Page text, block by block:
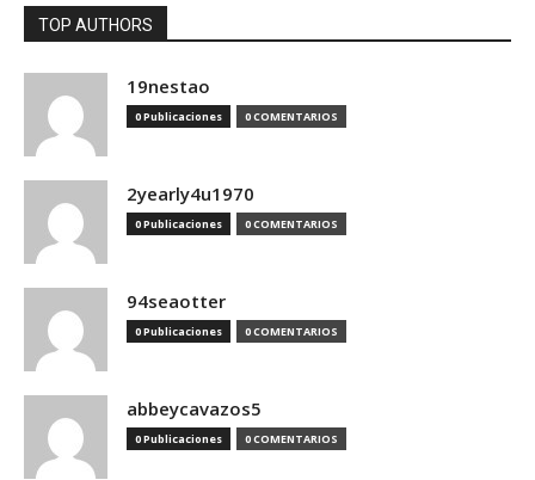
TOP AUTHORS
19nestao
0 Publicaciones 0 COMENTARIOS
2yearly4u1970
0 Publicaciones 0 COMENTARIOS
94seaotter
0 Publicaciones 0 COMENTARIOS
abbeycavazos5
0 Publicaciones 0 COMENTARIOS